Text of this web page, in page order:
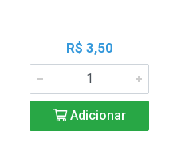
R$ 3,50
Adicionar